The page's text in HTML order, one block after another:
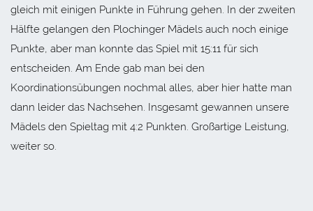
gleich mit einigen Punkte in Führung gehen. In der zweiten
Hälfte gelangen den Plochinger Mädels auch noch einige
Punkte, aber man konnte das Spiel mit 15:11 für sich
entscheiden. Am Ende gab man bei den
Koordinationsübungen nochmal alles, aber hier hatte man
dann leider das Nachsehen. Insgesamt gewannen unsere
Mädels den Spieltag mit 4:2 Punkten. Großartige Leistung,
weiter so.